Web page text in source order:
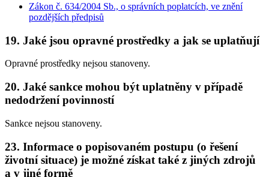
Zákon č. 634/2004 Sb., o správních poplatcích, ve znění
pozdějších předpisů
19. Jaké jsou opravné prostředky a jak se uplatňují
Opravné prostředky nejsou stanoveny.
20. Jaké sankce mohou být uplatněny v případě
nedodržení povinností
Sankce nejsou stanoveny.
23. Informace o popisovaném postupu (o řešení
životní situace) je možné získat také z jiných zdrojů
a v jiné formě